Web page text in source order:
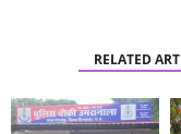
RELATED